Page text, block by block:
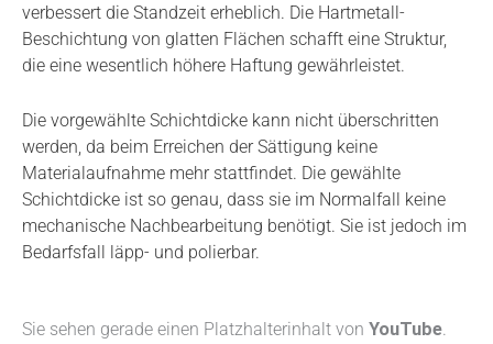
verbessert die Standzeit erheblich. Die Hartmetall-
Beschichtung von glatten Flächen schafft eine Struktur,
die eine wesentlich höhere Haftung gewährleistet.
Die vorgewählte Schichtdicke kann nicht überschritten
werden, da beim Erreichen der Sättigung keine
Materialaufnahme mehr stattfindet. Die gewählte
Schichtdicke ist so genau, dass sie im Normalfall keine
mechanische Nachbearbeitung benötigt. Sie ist jedoch im
Bedarfsfall läpp- und polierbar.
Sie sehen gerade einen Platzhalterinhalt von YouTube.